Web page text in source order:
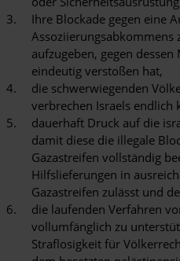
Ihre Blockade gegen eine
Assoziierungsabkommens
aufzugeben, gegen
eindeutig verstoßen hat,
die schwerwiegenden
verbrechen Israels endlich
dauerhaft Druck auf die
damit diese die illegale
Gazastreifen vollständig
Hilfslieferungen in
Gazastreifen zulässt und
die laufenden Verfahren
vollumfänglich zu
Straflosigkeit für